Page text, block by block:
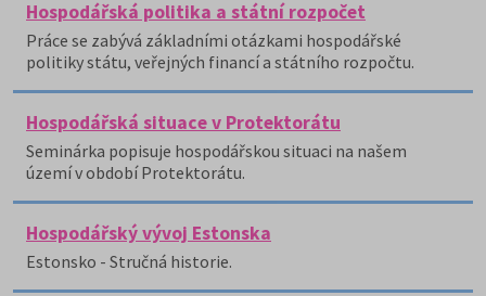
Hospodářská politika a státní rozpočet
Práce se zabývá základními otázkami hospodářské
politiky státu, veřejných financí a státního rozpočtu.
Hospodářská situace v Protektorátu
Seminárka popisuje hospodářskou situaci na našem
území v období Protektorátu.
Hospodářský vývoj Estonska
Estonsko - Stručná historie.